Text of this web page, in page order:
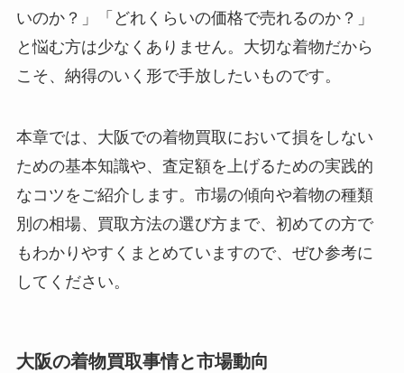
いのか？」「どれくらいの価格で売れるのか？」
と悩む方は少なくありません。大切な着物だから
こそ、納得のいく形で手放したいものです。
本章では、大阪での着物買取において損をしない
ための基本知識や、査定額を上げるための実践的
なコツをご紹介します。市場の傾向や着物の種類
別の相場、買取方法の選び方まで、初めての方で
もわかりやすくまとめていますので、ぜひ参考に
してください。
大阪の着物買取事情と市場動向